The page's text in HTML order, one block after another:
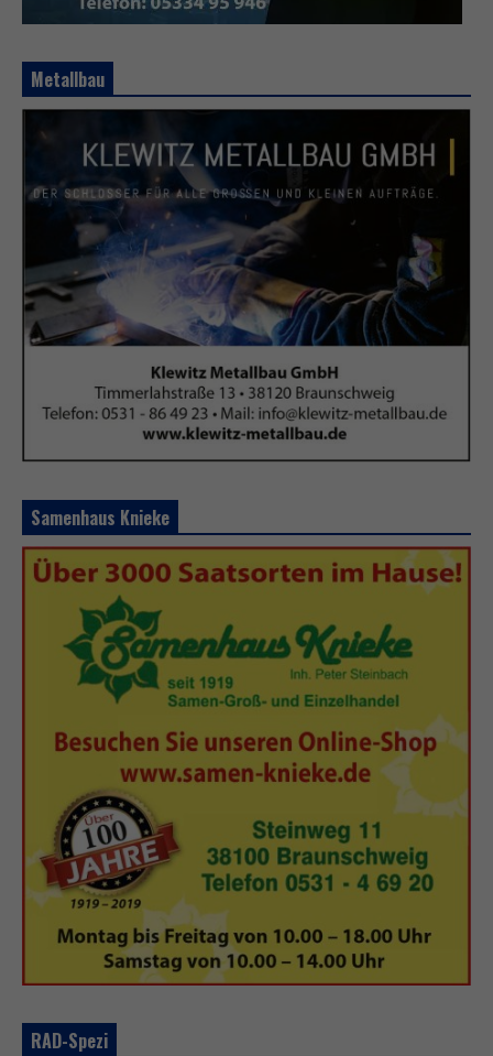
Metallbau
Samenhaus Knieke
RAD-Spezi